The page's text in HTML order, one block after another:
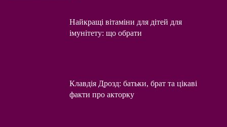
Найкращі вітаміни для дітей для
імунітету: що обрати
Клавдія Дрозд: батьки, брат та цікаві
факти про акторку